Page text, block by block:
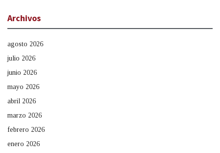
Archivos
agosto 2026
julio 2026
junio 2026
mayo 2026
abril 2026
marzo 2026
febrero 2026
enero 2026